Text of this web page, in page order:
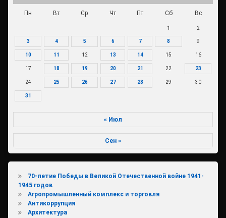
Пн Вт Ср Чт Пт Сб Вс
1 2
3 4 5 6 7 8 9
10 11 12 13 14 15 16
17 18 19 20 21 22 23
24 25 26 27 28 29 30
31
« Июл
Сен »
70-летие Победы в Великой Отечественной войне 1941-
1945 годов
Агропромышленный комплекс и торговля
Антикоррупция
Архитектура